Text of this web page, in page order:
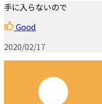
手に入らないので
Good
2020/02/17